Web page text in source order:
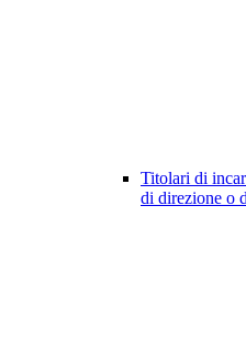
Titolari di
di direzione o